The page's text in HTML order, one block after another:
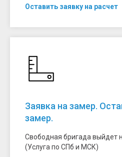
Оставить заявку на расчет
Заявка на замер.
замер.
Свободная бригада выйдет
(Услуга по СПб и МСК)